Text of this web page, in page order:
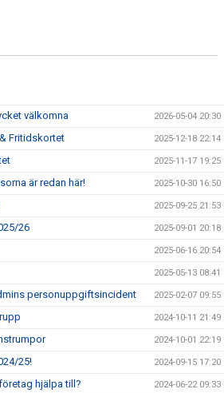
välkomna 2026-05-04 20:30
Fritidskortet 2025-12-18 22:14
2025-11-17 19:25
är redan här! 2025-10-30 16:50
2025-09-25 21:53
26 2025-09-01 20:18
2025-06-16 20:54
2025-05-13 08:41
personuppgiftsincident 2025-02-07 09:55
2024-10-11 21:49
2024-10-01 22:19
25! 2024-09-15 17:20
hjälpa till? 2024-06-22 09:33